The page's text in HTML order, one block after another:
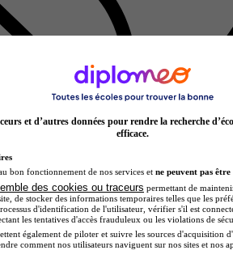
économique et commerciale
la classe préparatoire économique
(1re année) forme les étudiants aux
du management et des sciences
et d’autres données pour rendre la recherche
efficace.
bon fonctionnement de nos services et ne peuvent pas être
des cookies ou traceurs permettant de
de stocker des informations temporaires telles que les
d'identification de l'utilisateur, vérifier s'il est
les tentatives d'accès frauduleux ou les violations de
également de piloter et suivre les sources d'acquisition
comment nos utilisateurs naviguent sur nos sites et nos